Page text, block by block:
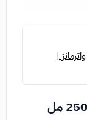
واترمانز |